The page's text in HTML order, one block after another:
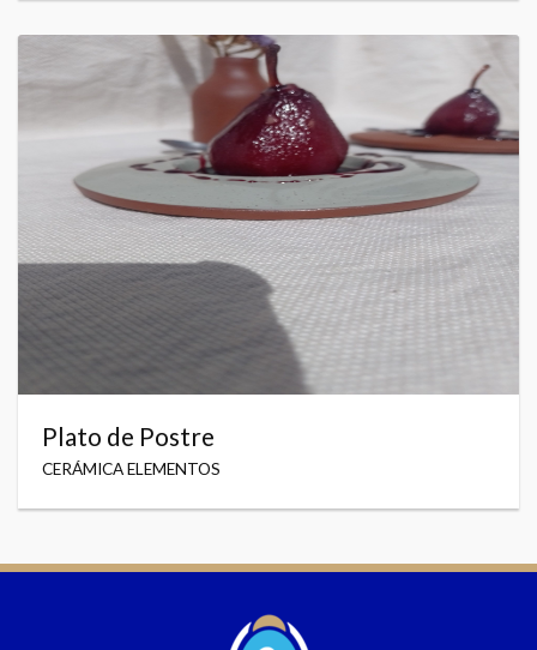
Plato de Postre
CERÁMICA ELEMENTOS